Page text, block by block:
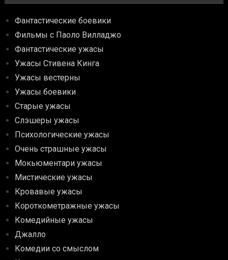
Фантастические боевики
Фильмы с Паоло Вилладжо
Фантастические ужасы
Ужасы Стивена Кинга
Ужасы вестерны
Ужасы боевики
Старые ужасы
Слэшеры ужасы
Психологические ужасы
Очень страшные ужасы
Мокьюментари ужасы
Мистические ужасы
Кровавые ужасы
Короткометражные ужасы
Комедийные ужасы
Джалло
Комедии со смыслом